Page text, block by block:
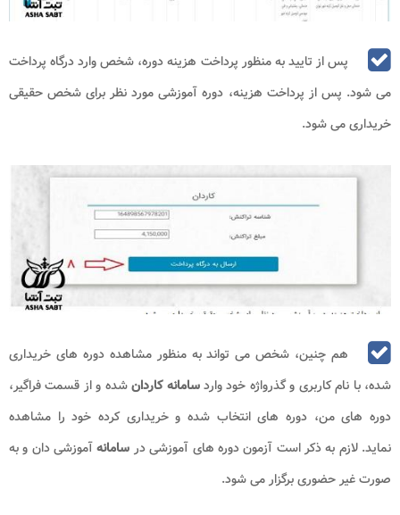
پس از تایید به منظور پرداخت هزینه دوره، شخص وارد درگاه پرداخت
می شود. پس از پرداخت هزینه، دوره آموزشی مورد نظر برای شخص حقیقی
خریداری می شود.
هم چنین، شخص می تواند به منظور مشاهده دوره های خریداری
شده، با نام کاربری و گذرواژه خود واردسامانه کاردانشده و از قسمت فراگیر،
دوره های من، دوره های انتخاب شده و خریداری کرده خود را مشاهده
نماید. لازم به ذکر است آزمون دوره های آموزشی در سامانهآموزشی دان و به
صورت غیر حضوری برگزار می شود.